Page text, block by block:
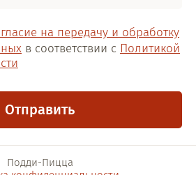
на передачу и обработку
в соответствии с Политикой
Отправить
Подди-Пицца